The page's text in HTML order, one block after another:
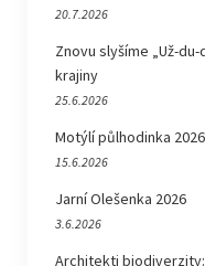
20.7.2026
Znovu slyšíme „Už-
krajiny
25.6.2026
Motýlí půlhodinka 2026
15.6.2026
Jarní Olešenka 2026
3.6.2026
Architekti